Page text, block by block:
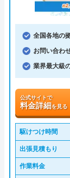
全国各地の
お問い合わ
業界最大級
公式サイトで
料金詳細を見る
駆けつけ時間
出張見積もり
作業料金